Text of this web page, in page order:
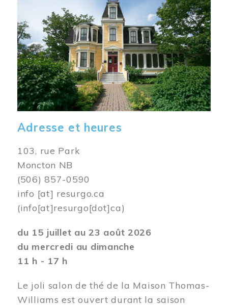
Adresse et heures
103, rue Park
Moncton NB
(506) 857-0590
info [at] resurgo.ca
(info[at]resurgo[dot]ca)
du 15 juillet au 23 août 2026
du mercredi au dimanche
11 h - 17 h
Le joli salon de thé de la Maison Thomas-
Williams est ouvert durant la saison